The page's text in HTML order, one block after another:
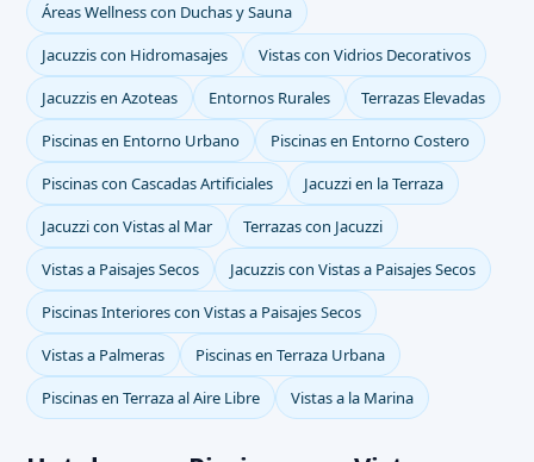
Áreas Wellness con Duchas y Sauna
Jacuzzis con Hidromasajes
Vistas con Vidrios Decorativos
Jacuzzis en Azoteas
Entornos Rurales
Terrazas Elevadas
Piscinas en Entorno Urbano
Piscinas en Entorno Costero
Piscinas con Cascadas Artificiales
Jacuzzi en la Terraza
Jacuzzi con Vistas al Mar
Terrazas con Jacuzzi
Vistas a Paisajes Secos
Jacuzzis con Vistas a Paisajes Secos
Piscinas Interiores con Vistas a Paisajes Secos
Vistas a Palmeras
Piscinas en Terraza Urbana
Piscinas en Terraza al Aire Libre
Vistas a la Marina